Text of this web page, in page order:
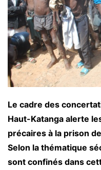
Le cadre des
Haut-Katanga alerte
précaires à la prison
Selon la thématique
sont confinés dans